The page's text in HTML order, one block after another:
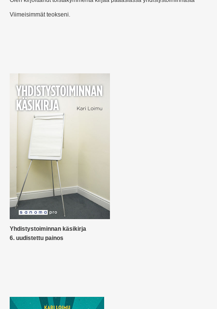
Viimeisimmät teokseni.
Yhdistystoiminnan käsikirja
6. uudistettu painos